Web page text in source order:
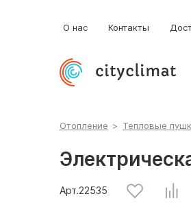
О нас Контакты
Отопление > Тепловые
Арт.22535